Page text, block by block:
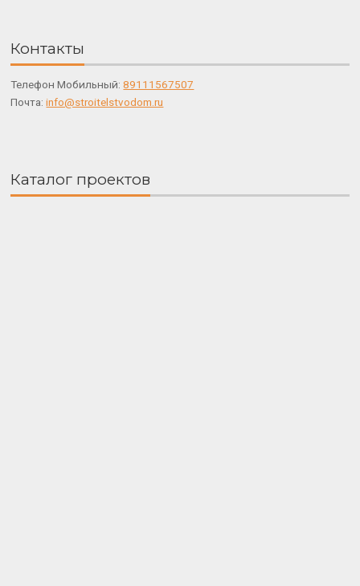
Контакты
Телефон Мобильный:89111567507
Почта:info@stroitelstvodom.ru
Каталог проектов